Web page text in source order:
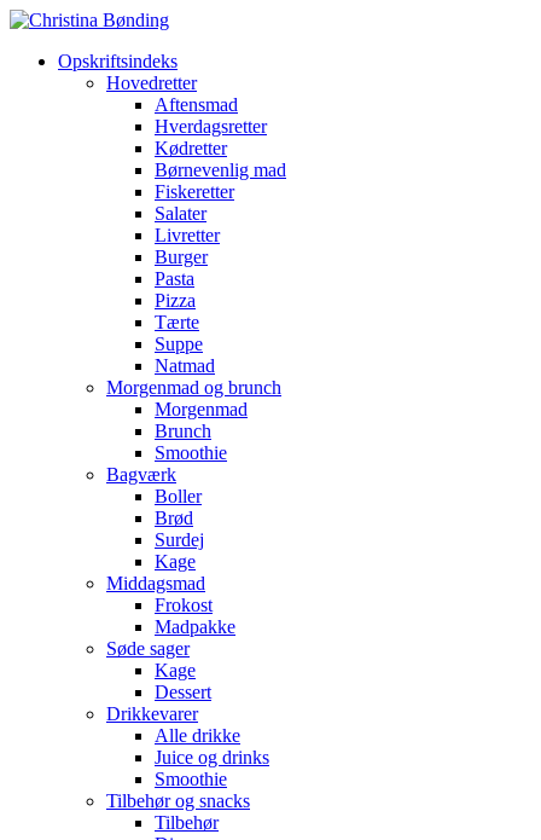
Opskriftsindeks
Hovedretter
Aftensmad
Hverdagsretter
Kødretter
Børnevenlig mad
Fiskeretter
Salater
Livretter
Burger
Pasta
Pizza
Tærte
Suppe
Natmad
Morgenmad og brunch
Morgenmad
Brunch
Smoothie
Bagværk
Boller
Brød
Surdej
Kage
Middagsmad
Frokost
Madpakke
Søde sager
Kage
Dessert
Drikkevarer
Alle drikke
Juice og drinks
Smoothie
Tilbehør og snacks
Tilbehør